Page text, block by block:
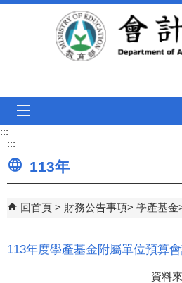
跳到主要內容區塊
:::
:::
113年
回首頁 財務公告事項 學產基金
113年度學產基金附屬單位預算
資料